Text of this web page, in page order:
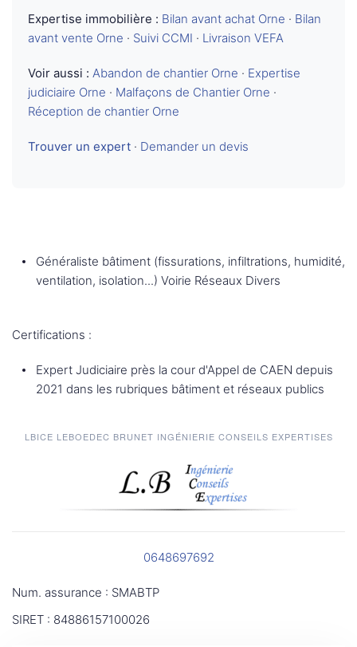
Expertise immobilière : Bilan avant achat Orne · Bilan
avant vente Orne · Suivi CCMI · Livraison VEFA
Voir aussi : Abandon de chantier Orne · Expertise
judiciaire Orne · Malfaçons de Chantier Orne ·
Réception de chantier Orne
Trouver un expert · Demander un devis
Généraliste bâtiment (fissurations, infiltrations, humidité,
ventilation, isolation...) Voirie Réseaux Divers
Certifications :
Expert Judiciaire près la cour d'Appel de CAEN depuis
2021 dans les rubriques bâtiment et réseaux publics
LBICE LEBOEDEC BRUNET INGÉNIERIE CONSEILS EXPERTISES
0648697692
Num. assurance : SMABTP
SIRET : 84886157100026